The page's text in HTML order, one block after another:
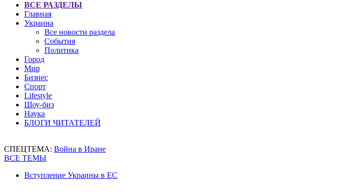
ВСЕ РАЗДЕЛЫ
Главная
Украина
Все новости раздела
События
Политика
Город
Мир
Бизнес
Спорт
Lifestyle
Шоу-биз
Наука
БЛОГИ ЧИТАТЕЛЕЙ
СПЕЦТЕМА: Война в Иране
ВСЕ ТЕМЫ
Вступление Украины в ЕС